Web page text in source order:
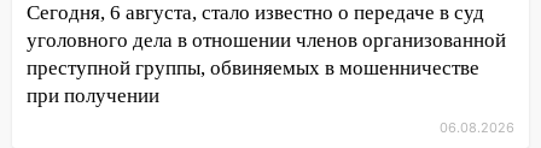
03:30 Гороскоп на 7 августа: пятница
принесет прилив творческой энергии и
отличные шансы исправить старые
ошибки
Сегодня, 6 августа, стало известно о передаче в суд
уголовного дела в отношении членов организованной
преступной группы, обвиняемых в мошенничестве
при получении
06.08.2026